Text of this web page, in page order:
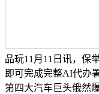
品玩11月11日讯，保
即可完成完整AI代办
第四大汽车巨头俄然